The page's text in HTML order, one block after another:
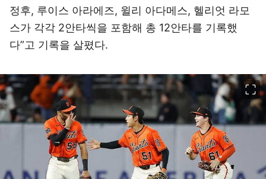
정후, 루이스 아라에즈, 윌리 아다메스, 헬리엇 라모
스가 각각 2안타씩을 포함해 총 12안타를 기록했
다”고 기록을 살폈다.